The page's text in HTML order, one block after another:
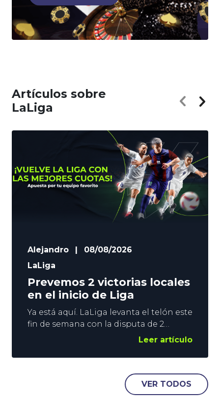
Artículos sobre
LaLiga
Alejandro
08/08/2026
LaLiga
Prevemos 2 victorias locales
en el inicio de Liga
Ya está aquí. LaLiga levanta el telón este
fin de semana con la disputa de 2
encuentros. El Alavés recibe al Getafe
Sevilla hace lo propio con el Rayo para
cerrar el primer sábado del
campeonato. Ya sabéis que en YoSports
nos gustan las combinadas, y
Leer artículo
VER TODOS